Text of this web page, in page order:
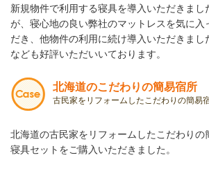
新規物件で利用する寝具を導入いただきまし
が、寝心地の良い弊社のマットレスを気に入
だき、他物件の利用に続け導入いただきまし
なども好評いただいいております。
北海道のこだわりの簡易宿所
古民家をリフォームしたこだわりの簡易
北海道の古民家をリフォームしたこだわりの
寝具セットをご購入いただきました。